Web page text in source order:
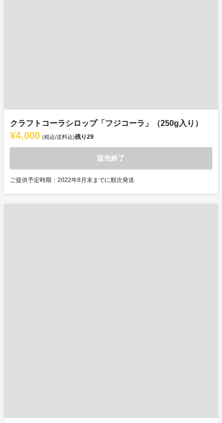
クラフトコーラシロップ「フジコーラ」（250g入り）
¥4,000 (税込/送料込)残り29
販売終了
ご提供予定時期：2022年8月末までに順次発送